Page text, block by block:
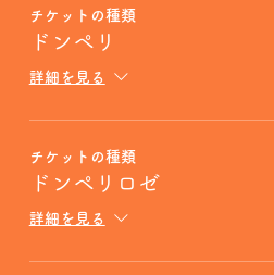
チケットの種類
ドンペリ
詳細を見る
チケットの種類
ドンペリロゼ
詳細を見る